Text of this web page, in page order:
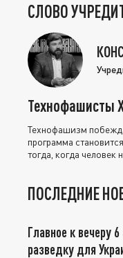
СЛОВО
Технофашисты
Технофашизм
программа
тогда, когда человек
ПОСЛЕДНИЕ
Главное к вечеру
разведку для